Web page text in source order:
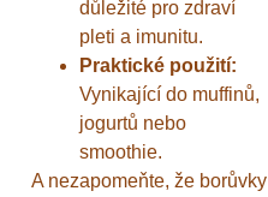
důležité pro zdraví
pleti a imunitu.
Praktické použití:
Vynikající do muffinů,
jogurtů nebo
smoothie.
A nezapomeňte, že borůvky